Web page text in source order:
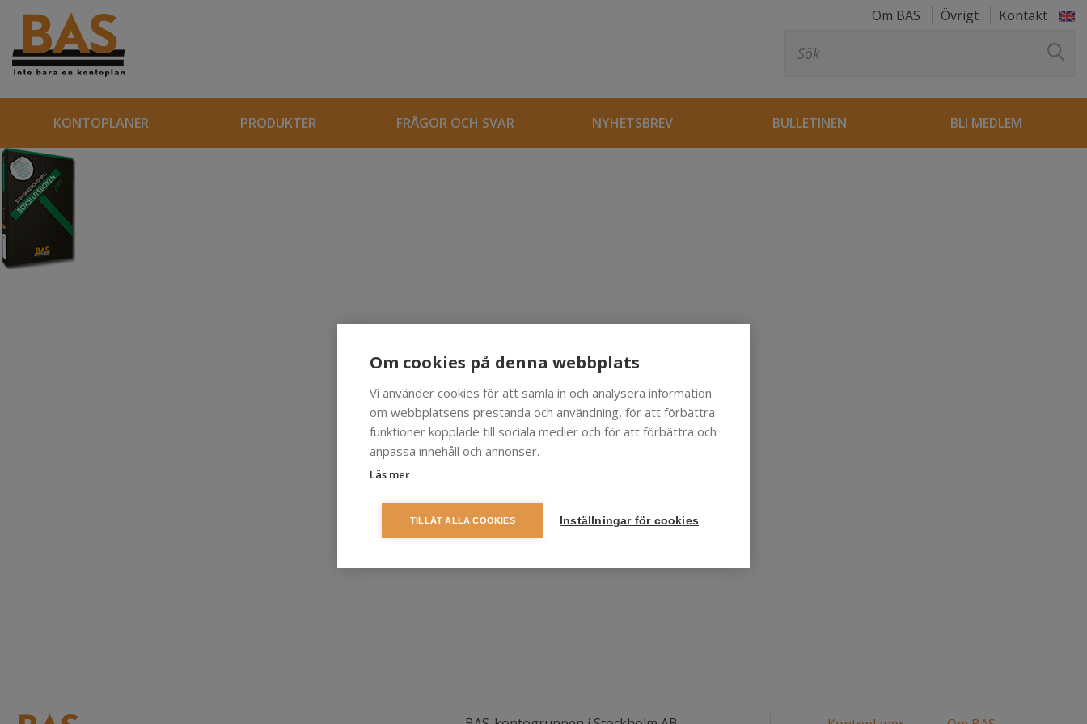
Om BAS Övrigt
Kontakt
efter:
KONTOPLANER PRODUKTER FRÅGOR OCH SVAR NYHETSBREV BULLETINEN BLI MEDLEM
Om cookies på denna webbplats
Vi använder cookies för att samla in och analysera information
om webbplatsens prestanda och användning, för att förbättra
funktioner kopplade till sociala medier och för att förbättra och
anpassa innehåll och annonser.
Läs mer
TILLÅT ALLA COOKIES Inställningar för cookies